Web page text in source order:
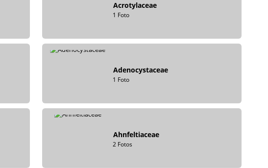
Acrotylaceae
1 Foto
Adenocystaceae
1 Foto
Ahnfeltiaceae
2 Fotos